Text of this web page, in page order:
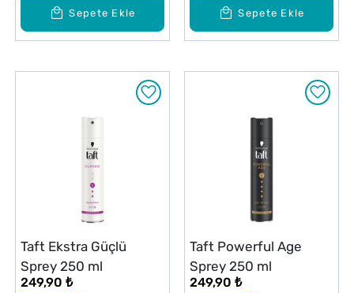
Sepete Ekle Sepete Ekle
Taft Ekstra Güçlü
Sprey 250 ml
249,90 ₺
Taft Powerful Age
Sprey 250 ml
249,90 ₺